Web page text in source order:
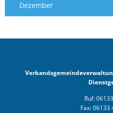
Dezember
Ruf:
Fax: 06133